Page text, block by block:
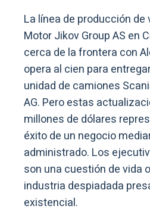
La línea de producción de
Motor Jikov Group AS en
cerca de la frontera con
opera al cien para
unidad de camiones
AG. Pero estas
millones de dólares
éxito de un negocio
administrado. Los
son una cuestión de vida
industria despiadada
existencial.